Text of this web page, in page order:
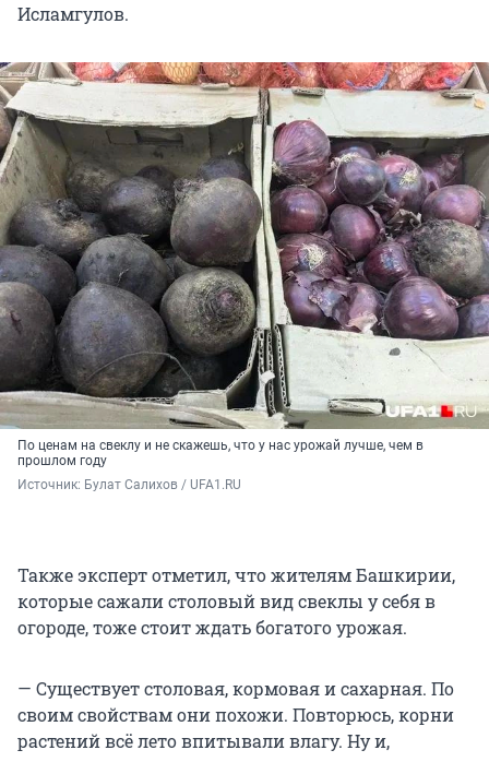
Исламгулов.
По ценам на свеклу и не скажешь, что у нас урожай лучше, чем в
прошлом году
Источник: Булат Салихов / UFA1.RU
Также эксперт отметил, что жителям Башкирии,
которые сажали столовый вид свеклы у себя в
огороде, тоже стоит ждать богатого урожая.
— Существует столовая, кормовая и сахарная. По
своим свойствам они похожи. Повторюсь, корни
растений всё лето впитывали влагу. Ну и,